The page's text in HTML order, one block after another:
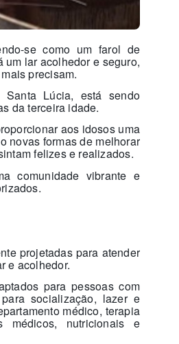
se como um farol de
um lar acolhedor e seguro,
precisam.
Santa Lúcia, está sendo
da terceira idade.
aos idosos uma
novas formas de melhorar
felizes e realizados.
comunidade vibrante e
projetadas para atender
e acolhedor.
para pessoas com
socialização, lazer e
médico, terapia
médicos, nutricionais e